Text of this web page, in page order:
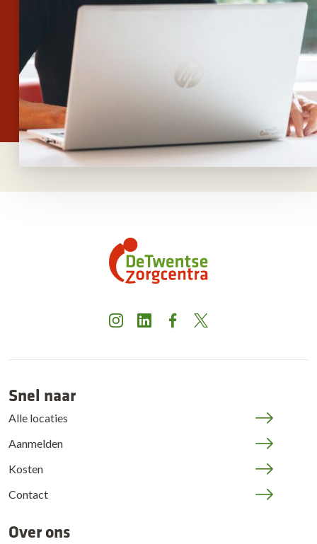
InstagramLinkedInFacebook
X
Snel naar
Alle locaties
Aanmelden
Kosten
Contact
Over ons